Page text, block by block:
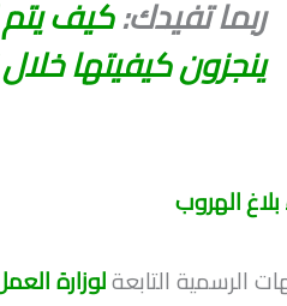
ربما تفيدك:كيف يتم
ينجزون كيفيتها خلال ٢٤
الهروب
الرسمية التابعةلوزارة